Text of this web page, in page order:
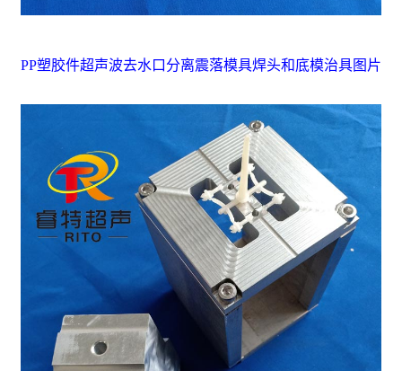
PP塑胶件超声波去水口分离震落模具焊头和底模治具图片